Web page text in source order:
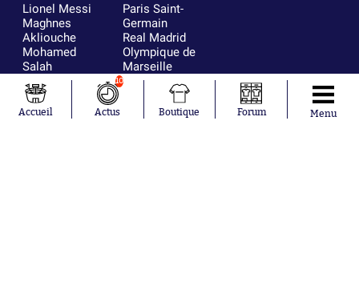
Lionel Messi
Maghnes
Akliouche
Mohamed
Salah
Neymar
Julián Álvarez
Ferrán Torres
Paris Saint-
Germain
Real Madrid
Olympique de
Marseille
FIFA
FC Barcelone
Argentine
Accueil
10
Actus Boutique Forum Menu